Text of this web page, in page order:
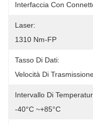
Interfaccia Con
Laser:
1310 Nm-FP
Tasso Di Dati:
Velocità Di
Intervallo Di
-40°C ~+85°C